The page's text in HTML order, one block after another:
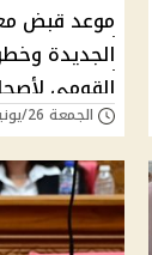
الجديدة
القومي
المعاش
الجمعة 26/يونيو/2026 - 02:00 م